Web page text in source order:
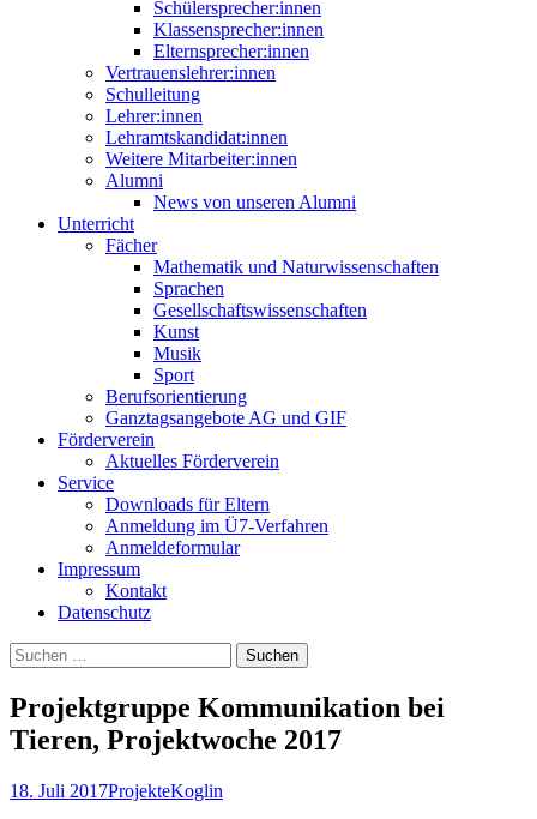
Schülersprecher:innen
Klassensprecher:innen
Elternsprecher:innen
Vertrauenslehrer:innen
Schulleitung
Lehrer:innen
Lehramtskandidat:innen
Weitere Mitarbeiter:innen
Alumni
News von unseren Alumni
Unterricht
Fächer
Mathematik und Naturwissenschaften
Sprachen
Gesellschaftswissenschaften
Kunst
Musik
Sport
Berufsorientierung
Ganztagsangebote AG und GIF
Förderverein
Aktuelles Förderverein
Service
Downloads für Eltern
Anmeldung im Ü7-Verfahren
Anmeldeformular
Impressum
Kontakt
Datenschutz
Suchen
nach:
Projektgruppe Kommunikation bei
Tieren, Projektwoche 2017
18. Juli 2017ProjekteKoglin